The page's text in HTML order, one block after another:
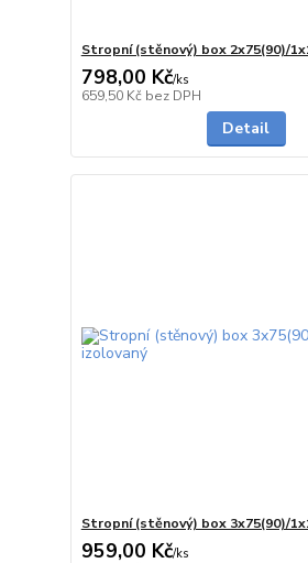
Stropní (stěnový) box 2x75(90)/
798,00 Kč/ks
659,50 Kč bez DPH
Detail
Stropní (stěnový) box 3x75(90)/
959,00 Kč/ks